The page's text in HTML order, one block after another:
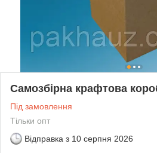
Самозбірна крафтова
Під замовлення
Тільки опт
Відправка з 10 серпня 2026